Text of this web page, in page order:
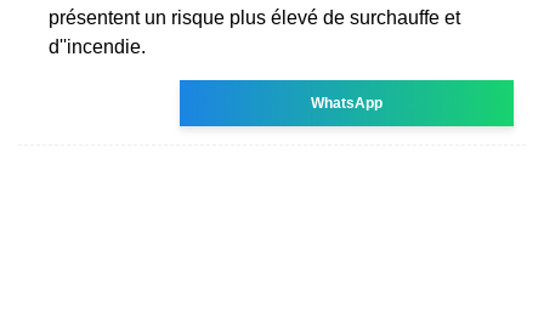
présentent un risque plus élevé de surchauffe et
d''incendie.
WhatsApp